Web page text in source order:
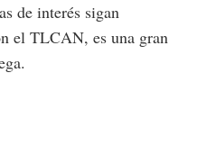
de interés sigan
el TLCAN, es una gran